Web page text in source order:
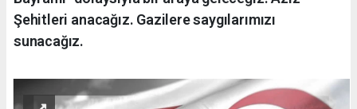
Şehitleri anacağız. Gazilere saygılarımızı
sunacağız.